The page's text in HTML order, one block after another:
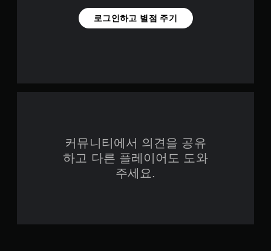
로그인하고 별점 주기
커뮤니티에서 의견을 공유
하고 다른 플레이어도 도와
주세요.